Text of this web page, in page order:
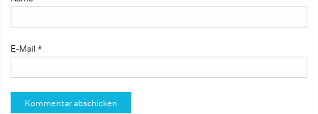
E-Mail *